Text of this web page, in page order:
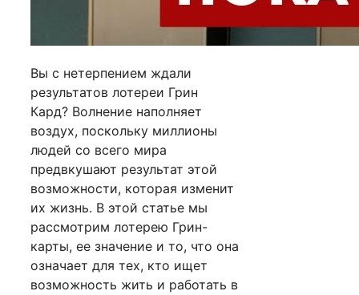
Вы с нетерпением ждали
результатов лотереи Грин
Кард? Волнение наполняет
воздух, поскольку миллионы
людей со всего мира
предвкушают результат этой
возможности, которая изменит
их жизнь. В этой статье мы
рассмотрим лотерею Грин-
карты, ее значение и то, что она
означает для тех, кто ищет
возможность жить и работать в